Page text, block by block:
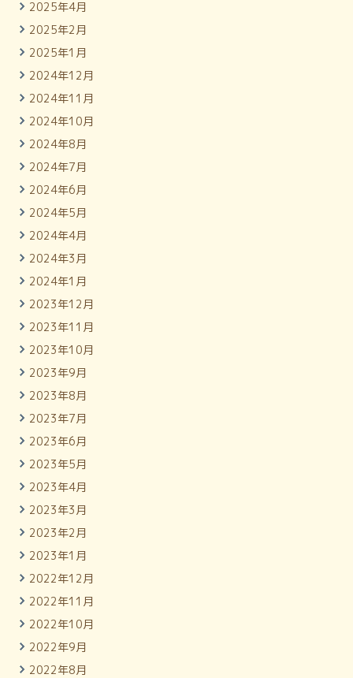
2025年4月
2025年2月
2025年1月
2024年12月
2024年11月
2024年10月
2024年8月
2024年7月
2024年6月
2024年5月
2024年4月
2024年3月
2024年1月
2023年12月
2023年11月
2023年10月
2023年9月
2023年8月
2023年7月
2023年6月
2023年5月
2023年4月
2023年3月
2023年2月
2023年1月
2022年12月
2022年11月
2022年10月
2022年9月
2022年8月